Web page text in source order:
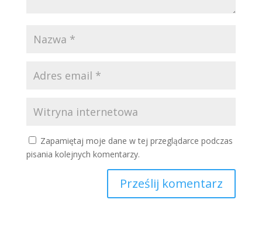
Zapamiętaj moje dane w tej przeglądarce podczas
pisania kolejnych komentarzy.